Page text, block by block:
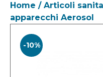
Home / Articoli
apparecchi Aerosol
-10%